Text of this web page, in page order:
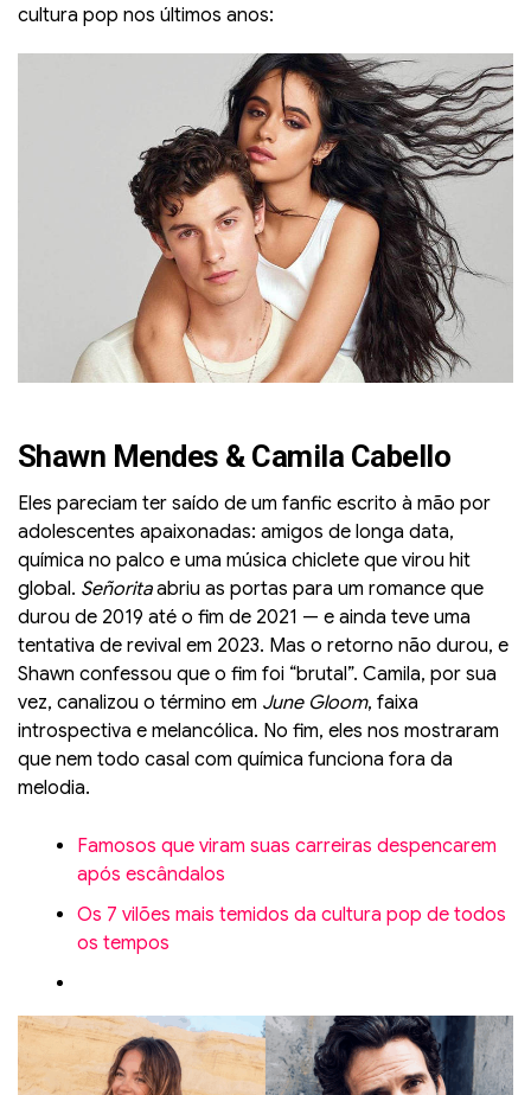
cultura pop nos últimos anos:
Shawn Mendes & Camila Cabello
Eles pareciam ter saído de um fanfic escrito à mão por
adolescentes apaixonadas: amigos de longa data,
química no palco e uma música chiclete que virou hit
global. Señoritaabriu as portas para um romance que
durou de 2019 até o fim de 2021 — e ainda teve uma
tentativa de revival em 2023. Mas o retorno não durou, e
Shawn confessou que o fim foi “brutal”. Camila, por sua
vez, canalizou o término em June Gloom, faixa
introspectiva e melancólica. No fim, eles nos mostraram
que nem todo casal com química funciona fora da
melodia.
Famosos que viram suas carreiras despencarem
após escândalos
Os 7 vilões mais temidos da cultura pop de todos
os tempos